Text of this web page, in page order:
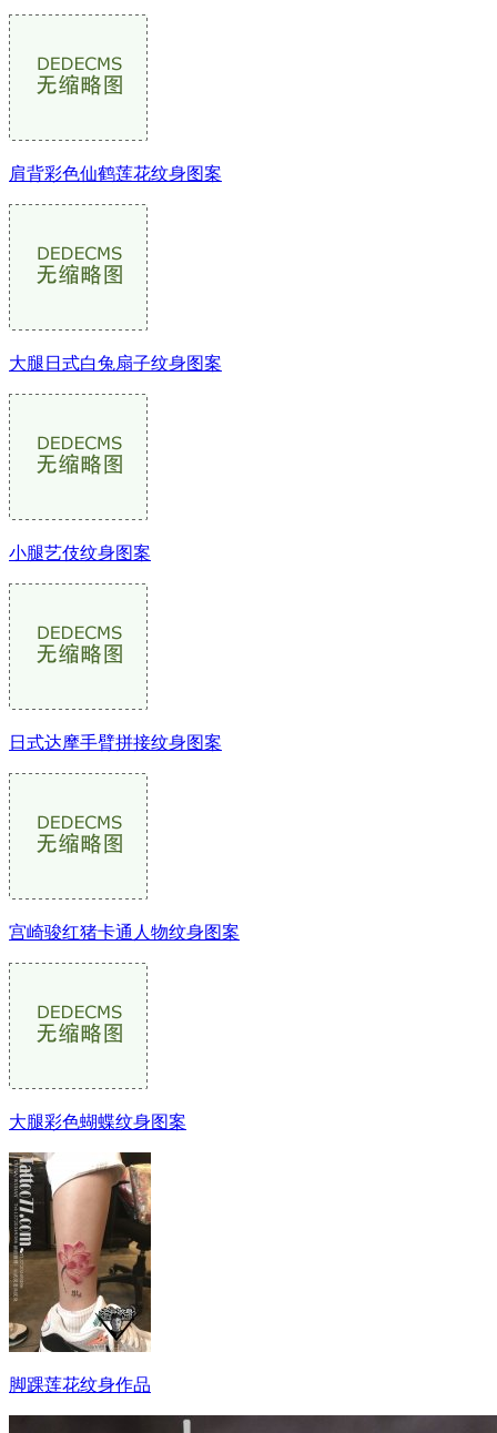
肩背彩色仙鹤莲花纹身图案
大腿日式白兔扇子纹身图案
小腿艺伎纹身图案
日式达摩手臂拼接纹身图案
宫崎骏红猪卡通人物纹身图案
大腿彩色蝴蝶纹身图案
脚踝莲花纹身作品